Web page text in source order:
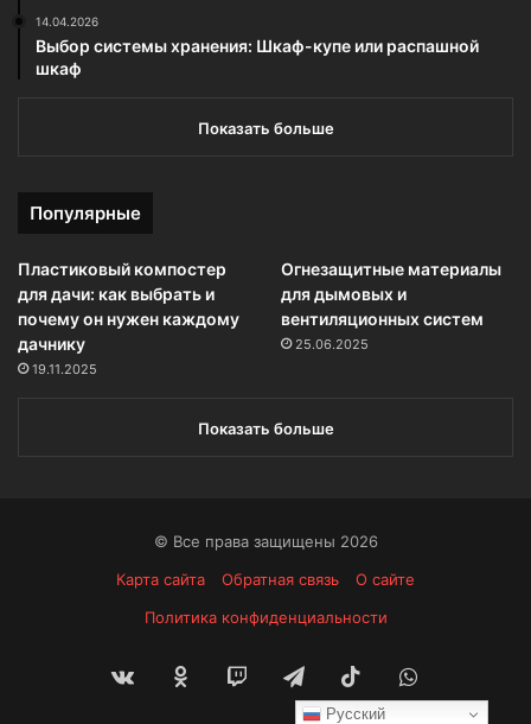
14.04.2026
Выбор системы хранения: Шкаф-купе или распашной
шкаф
Показать больше
Популярные
Пластиковый компостер
для дачи: как выбрать и
почему он нужен каждому
дачнику
19.11.2025
Огнезащитные материалы
для дымовых и
вентиляционных систем
25.06.2025
Показать больше
© Все права защищены 2026
Карта сайта
Обратная связь
О сайте
Политика конфиденциальности
vk.comОдноклассники
Twitch TelegramTikTokWhatsApp
Русский